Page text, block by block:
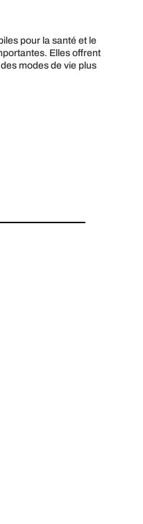
pour la santé et le
Elles offrent
modes de vie plus